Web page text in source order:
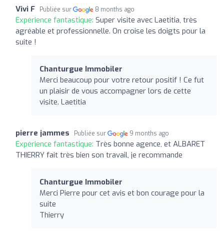
Vivi F Publiée sur 8 months ago
Expérience fantastique: Super visite avec Laetitia, très
agréable et professionnelle. On croise les doigts pour la
suite !
Chanturgue Immobiler
Merci beaucoup pour votre retour positif ! Ce fut
un plaisir de vous accompagner lors de cette
visite. Laetitia
pierre jammes Publiée sur 9 months ago
Expérience fantastique: Très bonne agence, et ALBARET
THIERRY fait très bien son travail, je recommande
Chanturgue Immobiler
Merci Pierre pour cet avis et bon courage pour la
suite
Thierry